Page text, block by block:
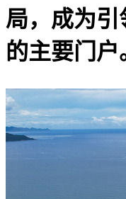
局，成为
的主要门户